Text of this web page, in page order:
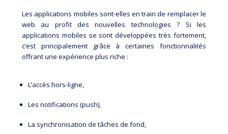
Les applications mobiles sont-elles en train de remplacer le
web au profit des nouvelles technologies ? Si les
applications mobiles se sont développées très fortement,
c’est principalement grâce à certaines fonctionnalités
offrant une expérience plus riche :
L’accès hors-ligne,
Les notifications (push),
La synchronisation de tâches de fond,